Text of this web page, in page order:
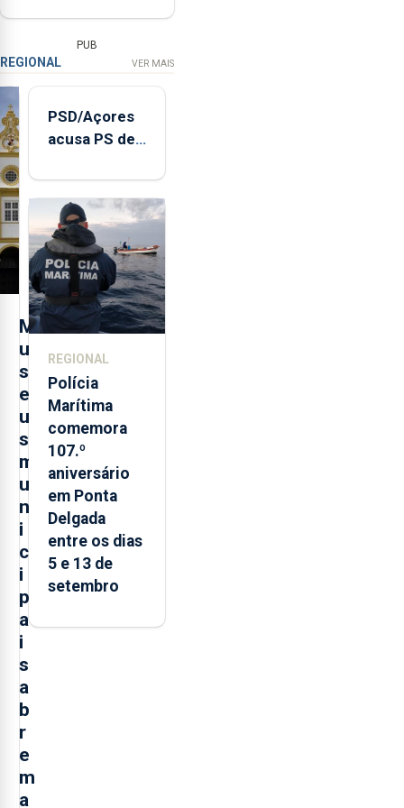
PUB
REGIONAL VER MAIS
M
u
s
e
u
s
m
u
n
i
c
i
p
a
i
s
a
b
r
e
m
a
PSD/Açores
acusa PS de
contraditória"
sobre
evolução
turística
REGIONAL
Polícia
Marítima
comemora
107.º
aniversário
em Ponta
Delgada
entre os dias
5 e 13 de
setembro